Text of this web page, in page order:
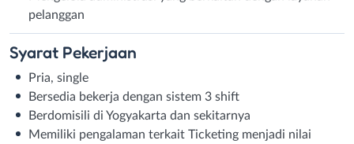
pelanggan
Syarat Pekerjaan
Pria, single
Bersedia bekerja dengan sistem 3 shift
Berdomisili di Yogyakarta dan sekitarnya
Memiliki pengalaman terkait Ticketing menjadi nilai